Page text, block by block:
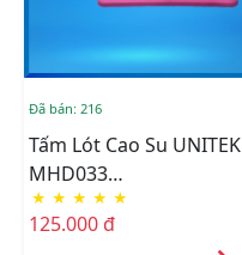
Đã bán: 216
Tấm Lót Cao Su UNITEK
MHD033
(430*75*22)mm
★ ★ ★ ★ ★
125.000 đ